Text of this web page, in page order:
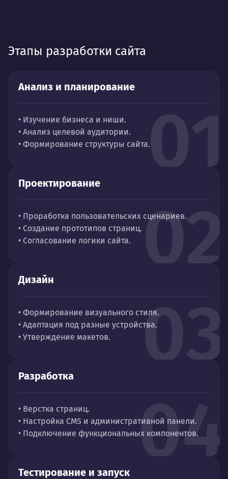
Этапы разработки сайта
01
Анализ и планирование
• Изучение бизнеса и ниши.
• Анализ целевой аудитории.
• Формирование структуры сайта.
02
Проектирование
• Проработка пользовательских сценариев.
• Создание прототипов страниц.
• Согласование логики сайта.
03
Дизайн
• Формирование визуального стиля.
• Адаптация под разные устройства.
• Утверждение макетов.
04
Разработка
• Верстка страниц.
• Настройка CMS и административной панели.
• Подключение функциональных компонентов.
Тестирование и запуск